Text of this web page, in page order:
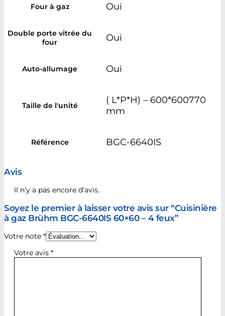
Four à gaz Oui
Double porte vitrée du
four
Oui
Auto-allumage Oui
Taille de l'unité
( L*P*H) – 600*600770
mm
Référence BGC-6640IS
Avis
Il n’y a pas encore d’avis.
Soyez le premier à laisser votre avis sur “Cuisinière
à gaz Brühm BGC-6640IS 60×60 – 4 feux”
Votre note *
Votre avis *